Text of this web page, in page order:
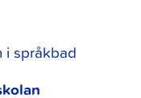
i språkbad